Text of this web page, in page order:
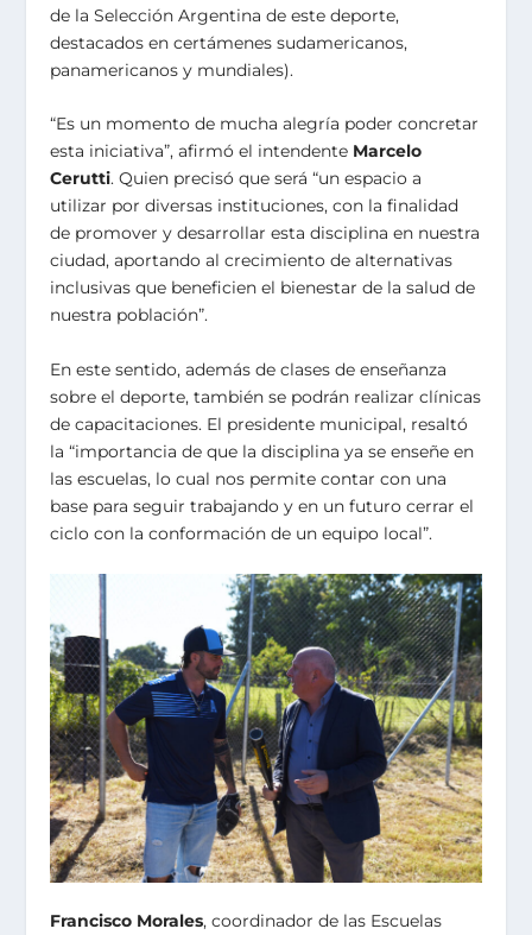
de la Selección Argentina de este deporte,
destacados en certámenes sudamericanos,
panamericanos y mundiales).
“Es un momento de mucha alegría poder concretar
esta iniciativa”, afirmó el intendente Marcelo
Cerutti. Quien precisó que será “un espacio a
utilizar por diversas instituciones, con la finalidad
de promover y desarrollar esta disciplina en nuestra
ciudad, aportando al crecimiento de alternativas
inclusivas que beneficien el bienestar de la salud de
nuestra población”.
En este sentido, además de clases de enseñanza
sobre el deporte, también se podrán realizar clínicas
de capacitaciones. El presidente municipal, resaltó
la “importancia de que la disciplina ya se enseñe en
las escuelas, lo cual nos permite contar con una
base para seguir trabajando y en un futuro cerrar el
ciclo con la conformación de un equipo local”.
Francisco Morales, coordinador de las Escuelas